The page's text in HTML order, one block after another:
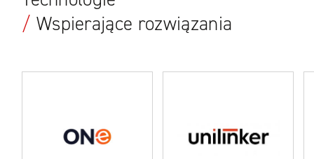
/ Wspierające rozwiązania